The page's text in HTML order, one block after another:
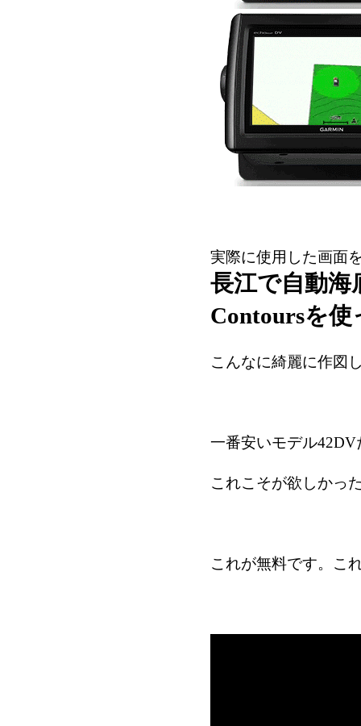
実際に使用した画面
長江で自動
Contoursを
こんなに綺麗に作図
一番安いモデル
これこそが欲しかっ
これが無料です。こ